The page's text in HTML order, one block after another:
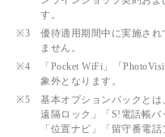
す。
※3
優待適用期間中に実施さ
ません。
※4
「Pocket WiFi」「
象外となります。
※5
基本オプションパックと
遠隔ロック」「S!電話帳バ
「位置ナビ」「留守番電